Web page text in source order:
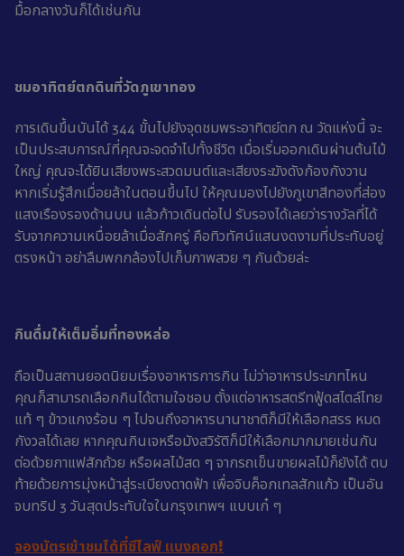
มื้อกลางวันก็ได้เช่นกัน
ชมอาทิตย์ตกดินที่วัดภูเขาทอง
การเดินขึ้นบันได้ 344 ขั้นไปยังจุดชมพระอาทิตย์ตก ณ วัดแห่งนี้ จะ
เป็นประสบการณ์ที่คุณจะจดจำไปทั้งชีวิต เมื่อเริ่มออกเดินผ่านต้นไม้
ใหญ่ คุณจะได้ยินเสียงพระสวดมนต์และเสียงระฆังดังก้องกังวาน
หากเริ่มรู้สึกเมื่อยล้าในตอนขึ้นไป ให้คุณมองไปยังภูเขาสีทองที่ส่อง
แสงเรืองรองด้านบน แล้วก้าวเดินต่อไป รับรองได้เลยว่ารางวัลที่ได้
รับจากความเหนื่อยล้าเมื่อสักครู่ คือทิวทัศน์แสนงดงามที่ประทับอยู่
ตรงหน้า อย่าลืมพกกล้องไปเก็บภาพสวย ๆ กันด้วยล่ะ
กินดื่มให้เต็มอิ่มที่ทองหล่อ
ถือเป็นสถานยอดนิยมเรื่องอาหารการกิน ไม่ว่าอาหารประเภทไหน
คุณก็สามารถเลือกกินได้ตามใจชอบ ตั้งแต่อาหารสตรีทฟู้ดสไตล์ไทย
แท้ ๆ ข้าวแกงร้อน ๆ ไปจนถึงอาหารนานาชาติก็มีให้เลือกสรร หมด
กังวลได้เลย หากคุณกินเจหรือมังสวิรัติก็มีให้เลือกมากมายเช่นกัน
ต่อด้วยกาแฟสักถ้วย หรือผลไม้สด ๆ จากรถเข็นขายผลไม้ก็ยังได้ ตบ
ท้ายด้วยการมุ่งหน้าสู่ระเบียงดาดฟ้า เพื่อจิบค็อกเทลสักแก้ว เป็นอัน
จบทริป 3 วันสุดประทับใจในกรุงเทพฯ แบบเก๋ ๆ
จองบัตรเข้าชมได้ที่ซีไลฟ์ แบงคอก!